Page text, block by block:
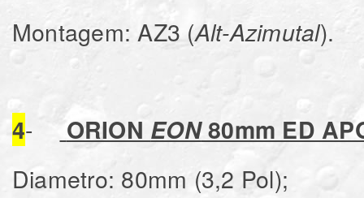
Montagem: AZ3 (Alt-Azimutal).
4- ORION EON80mm ED
Diametro: 80mm (3,2 Pol);